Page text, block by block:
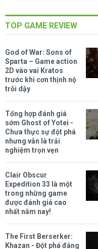
TOP GAME REVIEW
God of War: Sons of
Sparta – Game action
2D vào vai Kratos
trước khi cơn thịnh nộ
trỗi dậy
Tổng hợp đánh giá
sớm Ghost of Yotei -
Chưa thực sự đột phá
nhưng vẫn là trải
nghiệm trọn vẹn
Clair Obscur
Expedition 33 là một
trong những game
được đánh giá cao
nhất năm nay!
The First Berserker:
Khazan - Đột phá đáng